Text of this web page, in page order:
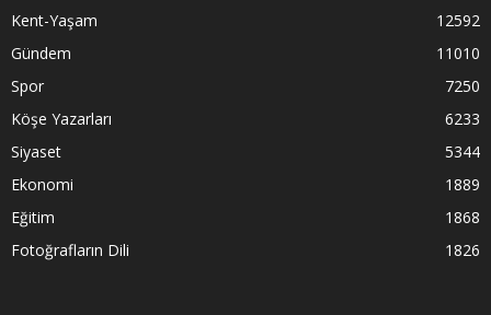
Kent-Yaşam
12592
Gündem
11010
Spor
7250
Köşe Yazarları
6233
Siyaset
5344
Ekonomi
1889
Eğitim
1868
Fotoğrafların Dili
1826